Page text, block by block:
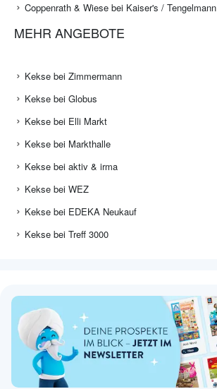
Coppenrath & Wiese bei Kaiser's / Tengelmann
MEHR ANGEBOTE
Kekse bei Zimmermann
Kekse bei Globus
Kekse bei Elli Markt
Kekse bei Markthalle
Kekse bei aktiv & irma
Kekse bei WEZ
Kekse bei EDEKA Neukauf
Kekse bei Treff 3000